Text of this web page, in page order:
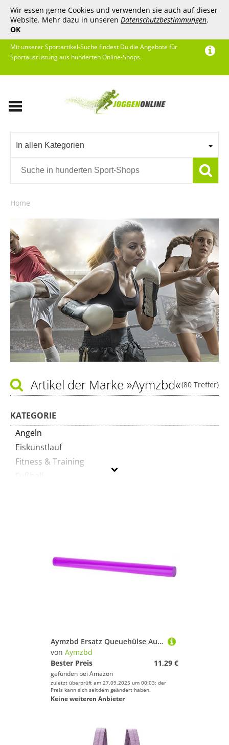
Wir essen gerne Cookies und verwenden sie auch auf dieser
Website. Mehr dazu in unseren Datenschutzbestimmungen.
OK
Mit unserer Sportartikel-Suche findest Du die Angebote für
Sportausrüstung aus hunderten Online-Shops.
In allen Kategorien
Home
(80 Treffer)
Artikel der Marke »Aymzbd«
KATEGORIE
Angeln
Eiskunstlauf
Fitness & Training
Sportbekleidung
Geschlecht
Aymzbd Ersatz Queuehülse Aus Acryl, Ersatzteile, DIY Komponente für Neun Ball Stöcke mit Großer Spitze, Massiver Stab, 14 Mm Durchmesser, Lila
von Aymzbd
Bester Preis
11,29 €
gefunden bei Amazon
zuletzt überprüft am 27.09.2025 um 00:03; der
Preis kann sich seitdem geändert haben.
Keine weiteren Anbieter